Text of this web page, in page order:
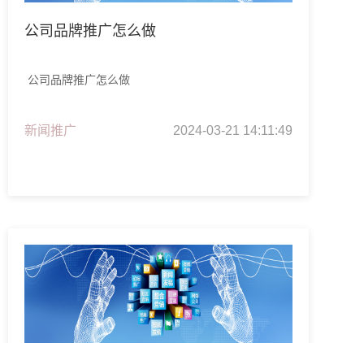
公司品牌推广怎么做
公司品牌推广怎么做
新闻推广 2024-03-21 14:11:49